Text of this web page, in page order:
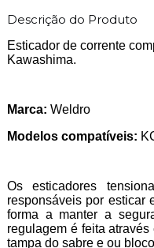
Descrição do Produto
Esticador de corrente
Kawashima.
Marca: Weldro
Modelos compatíveis:
Os esticadores
responsáveis por esticar
forma a manter a
regulagem é feita
tampa do sabre e ou